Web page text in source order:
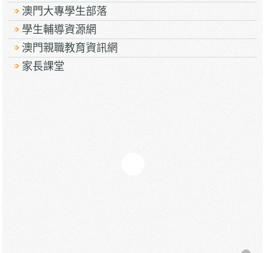
澳門大專學生部落
學生輔導資源網
澳門親職教育資訊網
家長課堂